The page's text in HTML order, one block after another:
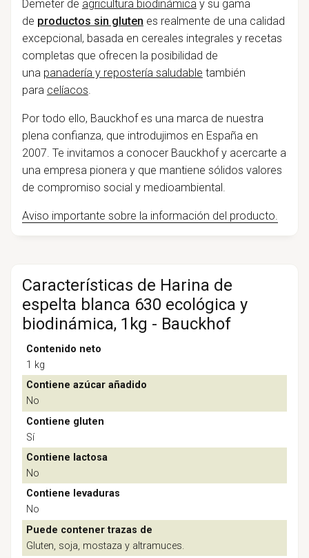
Demeter de agricultura biodinámica y su gama
de productos sin gluten es realmente de una calidad
excepcional, basada en cereales integrales y recetas
completas que ofrecen la posibilidad de
una panadería y repostería saludable también
para celíacos.
Por todo ello, Bauckhof es una marca de nuestra
plena confianza, que introdujimos en España en
2007. Te invitamos a conocer Bauckhof y acercarte a
una empresa pionera y que mantiene sólidos valores
de compromiso social y medioambiental.
Aviso importante sobre la información del producto.
Características de Harina de
espelta blanca 630 ecológica y
biodinámica, 1kg - Bauckhof
Contenido neto
1 kg
Contiene azúcar añadido
No
Contiene gluten
Sí
Contiene lactosa
No
Contiene levaduras
No
Puede contener trazas de
Gluten, soja, mostaza y altramuces.